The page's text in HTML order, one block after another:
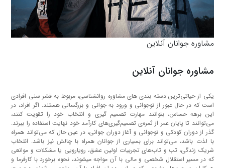
مشاوره جوانان آنلاین
مشاوره جوانان آنلاین
یکی از حیاتی‌ترین دسته بندی های مشاوره روانشناسی، مربوط به قشر سنی افرادی
است که در حال عبور از نوجوانی و ورود به جوانی و بزرگسالی هستند. اگر افراد، در
این برهه حساس، بتوانند مهارت تصمیم گیری و انتخاب‌ خود را تقویت کنند،
می‌توانند تا پایان عمر از ثمره‌ی تصمیم‌گیری‌های کارآمد خود نهایت استفاده را ببرند.
گذر از دوران کودکی و نوجوانی و آغاز دوران جوانی، در عین حال که می‌تواند همراه
با لذت باشد، می‌تواند برای بسیاری از جوانان همراه با چالش نیز باشد. انتخاب
شریک زندگی، تب و تاب‌های تجربیات اولین عشق، رویارویی یا مشکلات و موانعی
که در مسیر استقلال شخصی و مالی با آن مواجه میشوند، نحوه برخورد با کارفرما و